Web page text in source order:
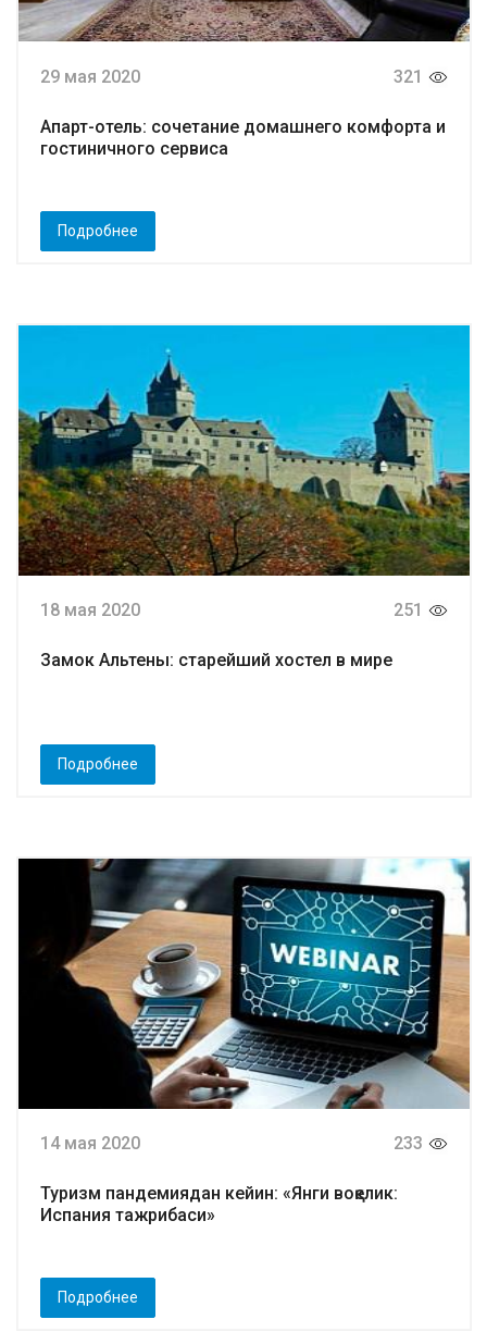
29 мая 2020 321
Апарт-отель: сочетание домашнего комфорта и
гостиничного сервиса
Подробнее
18 мая 2020 251
Замок Альтены: старейший хостел в мире
Подробнее
14 мая 2020 233
Туризм пандемиядан кейин: «Янги воқелик:
Испания тажрибаси»
Подробнее